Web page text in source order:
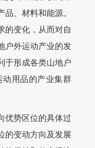
、材料和能源。
的变化，从而对自
户外运动产业的发
于形成各类山地户
用品的产业集群
优势区位的具体过
的变动方向及发展